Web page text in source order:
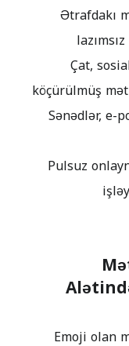
Ətrafdakı
Çat,
köçürülmüş
Sənədlər, e-
Pulsuz